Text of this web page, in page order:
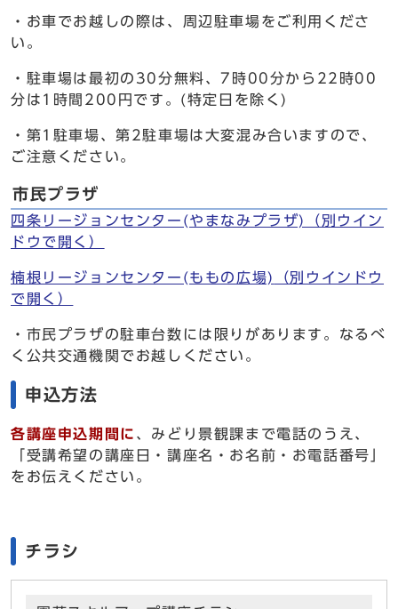
・お車でお越しの際は、周辺駐車場をご利用くださ
い。
・駐車場は最初の30分無料、7時00分から22時00
分は1時間200円です。(特定日を除く)
・第1駐車場、第2駐車場は大変混み合いますので、
ご注意ください。
市民プラザ
四条リージョンセンター(やまなみプラザ)
（別ウイン
ドウで開く）
楠根リージョンセンター(ももの広場)
（別ウインドウ
で開く）
・市民プラザの駐車台数には限りがあります。なるべ
く公共交通機関でお越しください。
申込方法
各講座申込期間に 、みどり景観課まで電話のうえ、
「受講希望の講座日・講座名・お名前・お電話番号」
をお伝えください。
チラシ